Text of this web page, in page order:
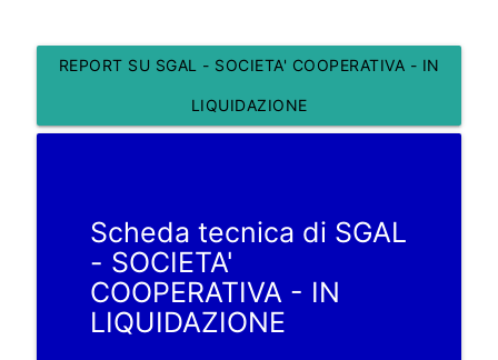
REPORT SU SGAL - SOCIETA' COOPERATIVA - IN
LIQUIDAZIONE
Scheda tecnica di SGAL
- SOCIETA'
COOPERATIVA - IN
LIQUIDAZIONE